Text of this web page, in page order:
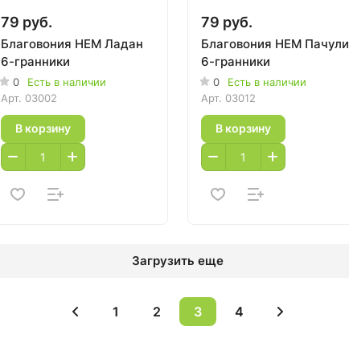
79 руб.
Благовония HEM Ладан
6-гранники
0
Есть в наличии
Арт. 03002
В корзину
79 руб.
Благовония HEM Пачули
6-гранники
0
Есть в наличии
Арт. 03012
В корзину
Загрузить еще
1 2 3 4